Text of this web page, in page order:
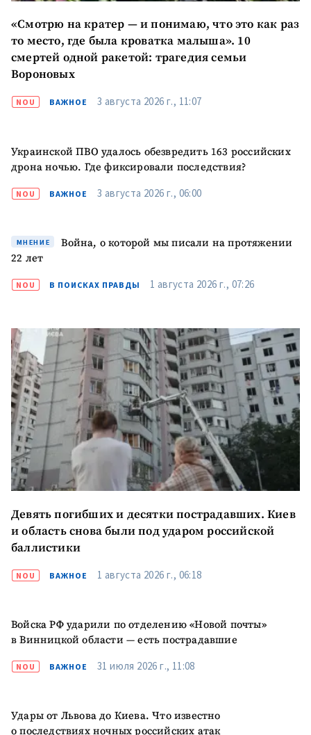
«Смотрю на кратер — и понимаю, что это как раз
то место, где была кроватка малыша». 10
смертей одной ракетой: трагедия семьи
Вороновых
NOU ВАЖНОЕ 3 августа 2026 г., 11:07
Украинской ПВО удалось обезвредить 163 российских
дрона ночью. Где фиксировали последствия?
NOU ВАЖНОЕ 3 августа 2026 г., 06:00
МНЕНИЕ
Война, о которой мы писали на протяжении
22 лет
NOU В ПОИСКАХ ПРАВДЫ 1 августа 2026 г., 07:26
Девять погибших и десятки пострадавших. Киев
и область снова были под ударом российской
баллистики
NOU ВАЖНОЕ 1 августа 2026 г., 06:18
Войска РФ ударили по отделению «Новой почты»
в Винницкой области — есть пострадавшие
NOU ВАЖНОЕ 31 июля 2026 г., 11:08
Удары от Львова до Киева. Что известно
о последствиях ночных российских атак